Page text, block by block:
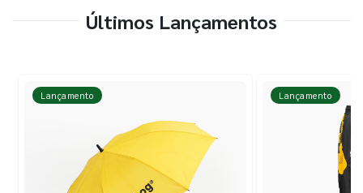
Últimos Lançamentos
Lançamento Lançamento